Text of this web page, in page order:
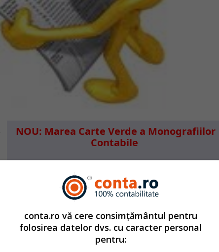
NOU: Marea Carte Verde a Monografiilor
Contabile
din domenii de activitate variate
...Detalii clickAICI>>
conta.ro vă cere consimțământul pentru
folosirea datelor dvs. cu caracter personal
pentru: